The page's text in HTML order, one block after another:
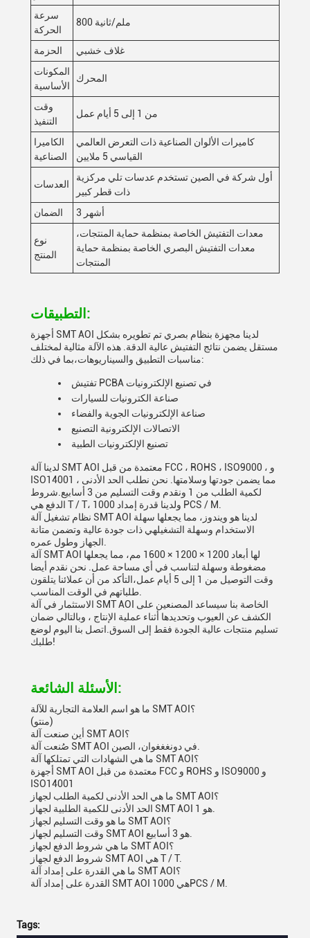
سرعة
الحركة
800 ملم/ثانية
الحزمة
غلاف خشبي
المكونات
الأساسية
المحرك
وقت
التنفيذ
من 1 إلى 5 أيام عمل
الكاميرا
الصناعية
كاميرات الألوان الصناعية ذات التعرض العالمي
القياسي 5 ملايين
العدسات
أول شركة في الصين تستخدم عدسات تلي مركزية
ذات قطر كبير
الضمان
3 أشهر
نوع
المنتج
معدات التفتيش الخاصة بمنظمة حماية المنتجات،
معدات التفتيش البصري الخاصة بمنظمة حماية
المنتجات
التطبيقات:
أجهزة SMT AOI لدينا مجهزة بنظام بصري تم تطويره بشكل
مستقل يضمن نتائج التفتيش عالية الدقة. هذه الآلة مثالية لمختلف
مناسبات التطبيق والسيناريوهات،بما في ذلك:
تفتيش PCBA في تصنيع الإلكترونيات
صناعة الكترونيات للسيارات
صناعة الإلكترونيات الجوية والفضاء
الاتصالات الإلكترونية التصنيع
تصنيع الإلكترونيات الطبية
لدينا آلة SMT AOI معتمدة من قبل FCC ، ROHS ، ISO9000 ، و
ISO14001 ، مما يضمن جودتها وسلامتها. نحن نطلب الحد الأدنى
لكمية الطلب من 1 ونقدم وقت التسليم من 3 أسابيع.شروط
الدفع هي T / T، ولدينا قدرة إمداد 1000 PCS / M.
نظام تشغيل آلة SMT AOI لدينا هو ويندوز، مما يجعلها سهلة
الاستخدام وسهلة التشغيلهي ذات جودة عالية وتضمن متانة
آلة SMT AOI لها أبعاد 1200 × 1200 × 1600 مم، مما يجعلها
مضغوطة وسهلة لتناسب في أي مساحة عمل. نحن نقدم أيضا
وقت التوصيل من 1 إلى 5 أيام عمل،التأكد من أن عملائنا يتلقون
الاستثمار في آلة SMT AOI الخاصة بنا سيساعد المصنعين على
الكشف عن العيوب وتحديدها أثناء عملية الإنتاج ، وبالتالي ضمان
تسليم منتجات عالية الجودة فقط إلى السوق.اتصل بنا اليوم لوضع
طلبك!
الأسئلة الشائعة:
ما هو اسم العلامة التجارية للآلة SMT AOI؟
(منتو)
أين صنعت آلة SMT AOI؟
ما هي الشهادات التي تمتلكها آلة SMT AOI؟
أجهزة SMT AOI معتمدة من قبل FCC و ROHS و ISO9000 و
ISO14001
ما هي الحد الأدنى لكمية الطلب لجهاز SMT AOI؟
ما هو وقت التسليم لجهاز SMT AOI؟
ما هي شروط الدفع لجهاز SMT AOI؟
شروط الدفع لجهاز SMT AOI هي T / T.
ما هي القدرة على إمداد آلة SMT AOI؟
القدرة على إمداد آلة SMT AOI هي 1000PCS / M.
Tags: